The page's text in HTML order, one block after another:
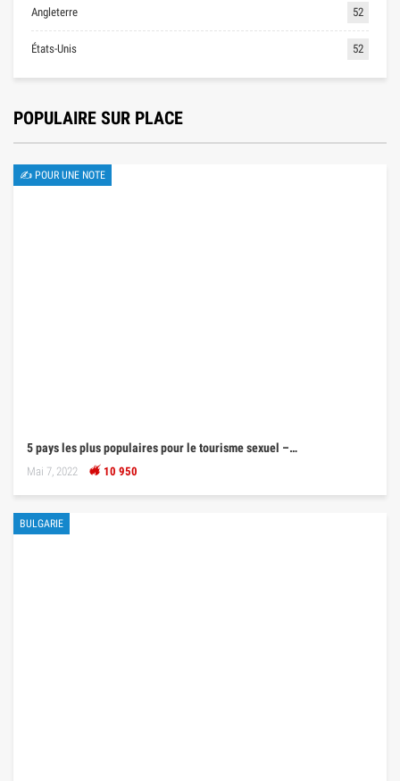
Angleterre 52
États-Unis 52
POPULAIRE SUR PLACE
✍ POUR UNE NOTE
5 pays les plus populaires pour le tourisme sexuel –…
Mai 7, 2022 10 950
BULGARIE